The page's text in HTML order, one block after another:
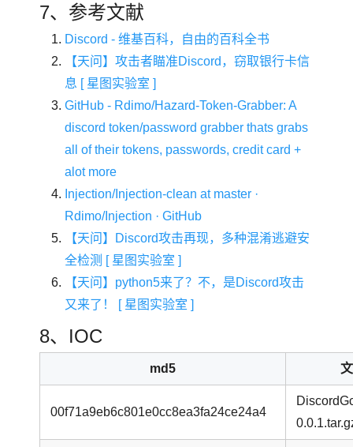
7、参考文献
Discord - 维基百科，自由的百科全书
【天问】攻击者瞄准Discord，窃取银行卡信
息 [ 星图实验室 ]
GitHub - Rdimo/Hazard-Token-Grabber: A
discord token/password grabber thats grabs
all of their tokens, passwords, credit card +
alot more
Injection/Injection-clean at master ·
Rdimo/Injection · GitHub
【天问】Discord攻击再现，多种混淆逃避安
全检测 [ 星图实验室 ]
【天问】python5来了？不，是Discord攻击
又来了！ [ 星图实验室 ]
8、IOC
md5
00f71a9eb6c801e0cc8ea3fa24ce24a4